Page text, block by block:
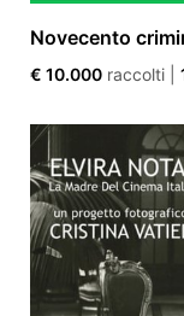
Novecento
€ 10.000 raccolti